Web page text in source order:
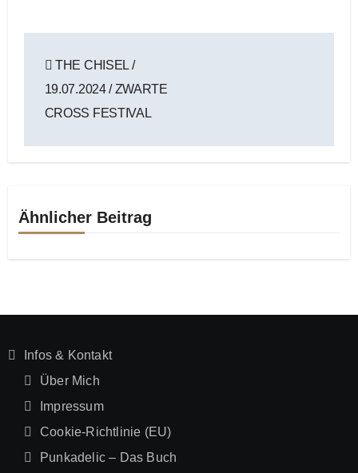
THE CHISEL /
19.07.2024 / ZWARTE
CROSS FESTIVAL
Ähnlicher Beitrag
Infos & Kontakt
Über Mich
Impressum
Cookie-Richtlinie (EU)
Punkadelic – Das Buch